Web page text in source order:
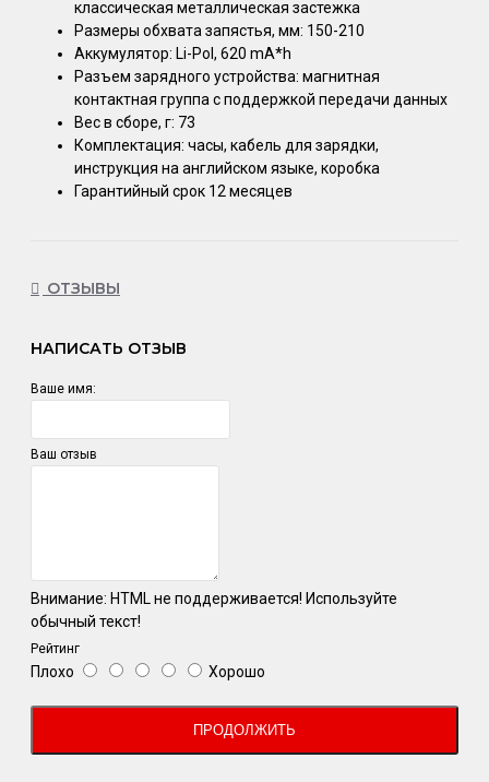
классическая металлическая застежка
Размеры обхвата запястья, мм: 150-210
Аккумулятор: Li-Pol, 620 mA*h
Разъем зарядного устройства: магнитная
контактная группа с поддержкой передачи данных
Вес в сборе, г: 73
Комплектация: часы, кабель для зарядки,
инструкция на английском языке, коробка
Гарантийный срок 12 месяцев
ОТЗЫВЫ
НАПИСАТЬ ОТЗЫВ
Ваше имя:
Ваш отзыв
Внимание: HTML не поддерживается! Используйте
обычный текст!
Рейтинг
Плохо Хорошо
ПРОДОЛЖИТЬ